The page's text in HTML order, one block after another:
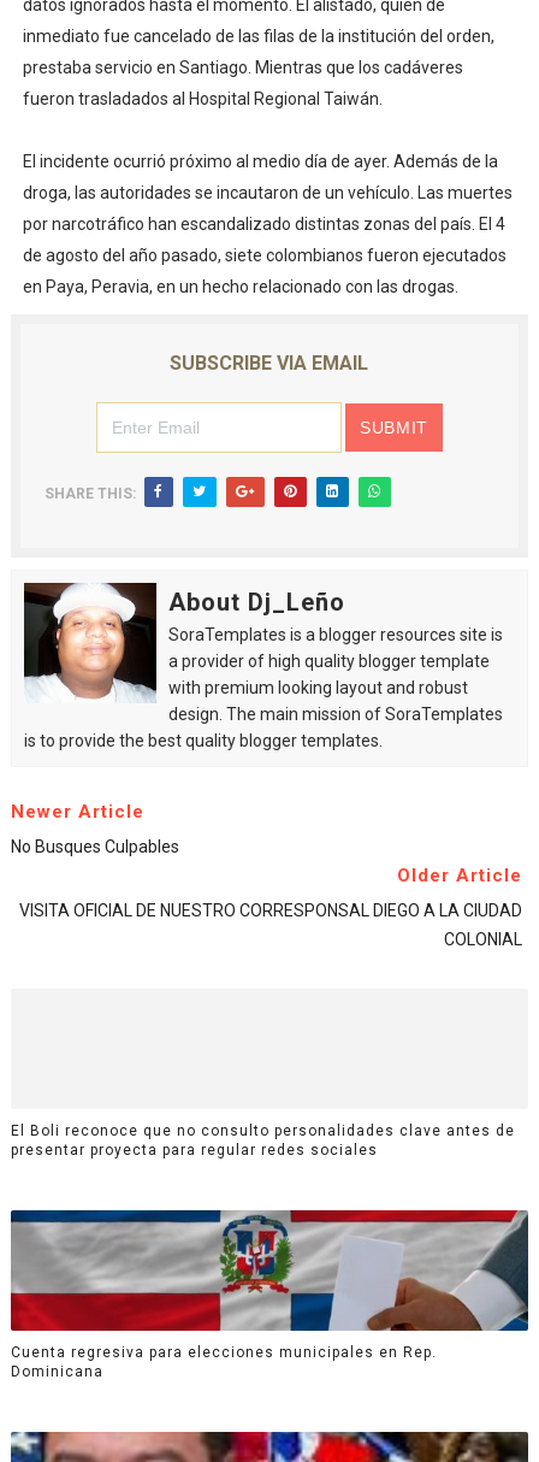
datos ignorados hasta el momento. El alistado, quien de
inmediato fue cancelado de las filas de la institución del orden,
prestaba servicio en Santiago. Mientras que los cadáveres
fueron trasladados al Hospital Regional Taiwán.
El incidente ocurrió próximo al medio día de ayer. Además de la
droga, las autoridades se incautaron de un vehículo. Las muertes
por narcotráfico han escandalizado distintas zonas del país. El 4
de agosto del año pasado, siete colombianos fueron ejecutados
en Paya, Peravia, en un hecho relacionado con las drogas.
SUBSCRIBE VIA EMAIL
SHARE THIS:
About Dj_Leño
SoraTemplates is a blogger resources site is
a provider of high quality blogger template
with premium looking layout and robust
design. The main mission of SoraTemplates
is to provide the best quality blogger templates.
Newer Article
No Busques Culpables
Older Article
VISITA OFICIAL DE NUESTRO CORRESPONSAL DIEGO A LA CIUDAD
COLONIAL
El Boli reconoce que no consulto personalidades clave antes de
presentar proyecta para regular redes sociales
Cuenta regresiva para elecciones municipales en Rep.
Dominicana